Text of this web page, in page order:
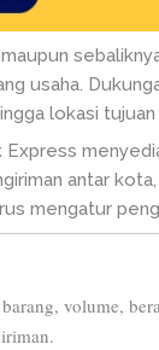
usaha.
lokasi
antar
mengatur
volume,